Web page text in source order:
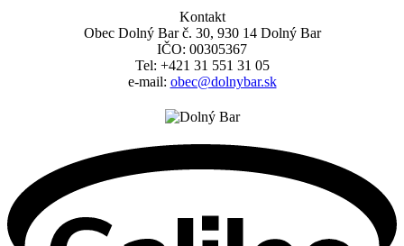
Kontakt
Obec Dolný Bar č. 30, 930 14 Dolný Bar
IČO: 00305367
Tel: +421 31 551 31 05
e-mail: obec@dolnybar.sk